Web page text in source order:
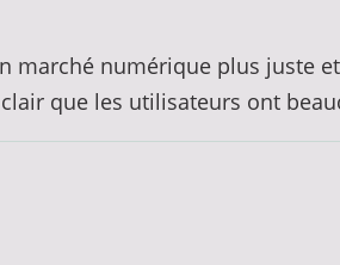
marché numérique plus juste
que les utilisateurs ont